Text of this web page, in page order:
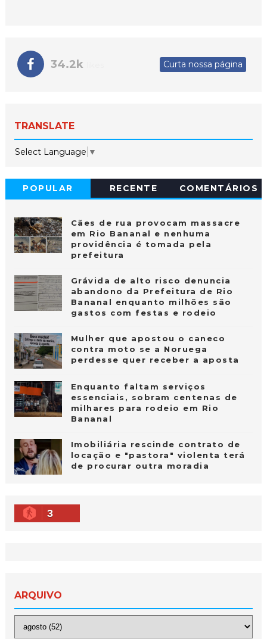
34.2k Curta nossa página
TRANSLATE
Select Language ▼
POPULAR RECENTE COMENTÁRIOS
Cães de rua provocam massacre
em Rio Bananal e nenhuma
providência é tomada pela
prefeitura
Grávida de alto risco denuncia
abandono da Prefeitura de Rio
Bananal enquanto milhões são
gastos com festas e rodeio
Mulher que apostou o caneco
contra moto se a Noruega
perdesse quer receber a aposta
Enquanto faltam serviços
essenciais, sobram centenas de
milhares para rodeio em Rio
Bananal
Imobiliária rescinde contrato de
locação e "pastora" violenta terá
de procurar outra moradia
3
ARQUIVO